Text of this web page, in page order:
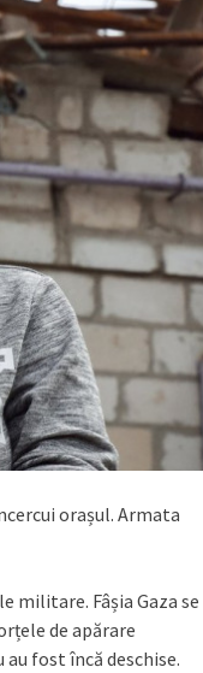
orașul. Armata
militare. Fâșia Gaza se
de apărare
fost încă deschise.